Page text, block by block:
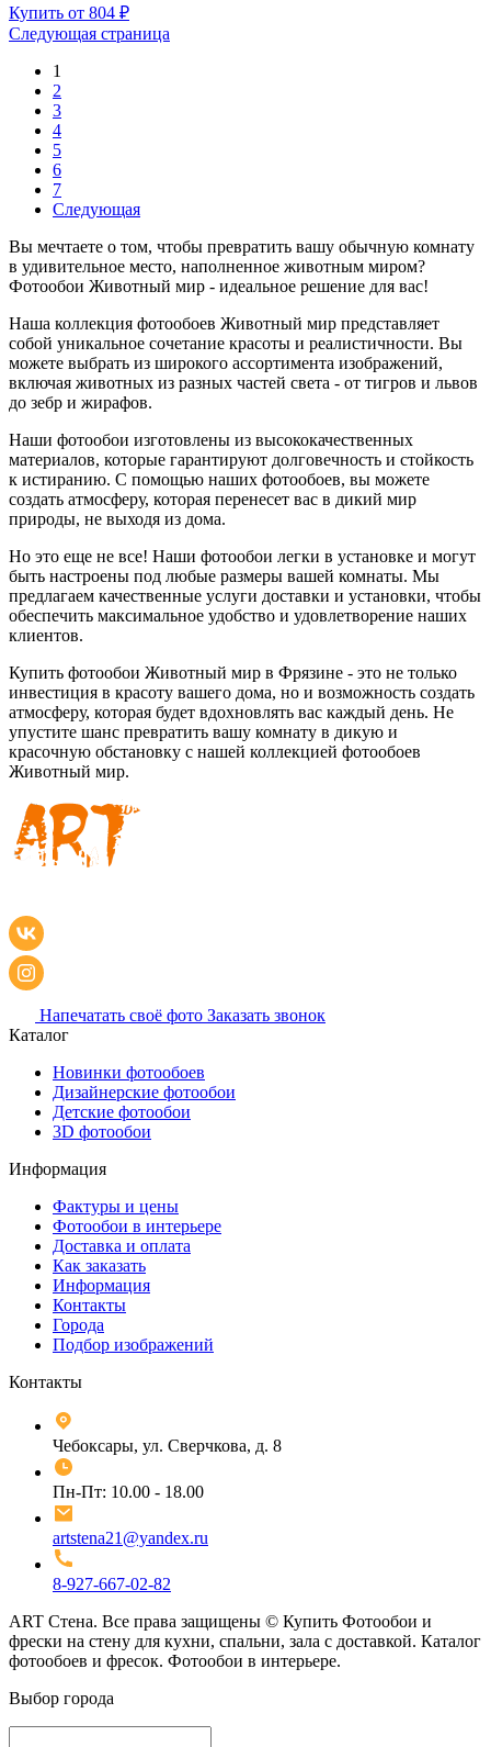
Купить от 804 ₽
Следующая страница
1
2
3
4
5
6
7
Следующая
Вы мечтаете о том, чтобы превратить вашу обычную комнату
в удивительное место, наполненное животным миром?
Фотообои Животный мир - идеальное решение для вас!
Наша коллекция фотообоев Животный мир представляет
собой уникальное сочетание красоты и реалистичности. Вы
можете выбрать из широкого ассортимента изображений,
включая животных из разных частей света - от тигров и львов
до зебр и жирафов.
Наши фотообои изготовлены из высококачественных
материалов, которые гарантируют долговечность и стойкость
к истиранию. С помощью наших фотообоев, вы можете
создать атмосферу, которая перенесет вас в дикий мир
природы, не выходя из дома.
Но это еще не все! Наши фотообои легки в установке и могут
быть настроены под любые размеры вашей комнаты. Мы
предлагаем качественные услуги доставки и установки, чтобы
обеспечить максимальное удобство и удовлетворение наших
клиентов.
Купить фотообои Животный мир в Фрязине - это не только
инвестиция в красоту вашего дома, но и возможность создать
атмосферу, которая будет вдохновлять вас каждый день. Не
упустите шанс превратить вашу комнату в дикую и
красочную обстановку с нашей коллекцией фотообоев
Животный мир.
Напечатать своё фото Заказать звонок
Каталог
Новинки фотообоев
Дизайнерские фотообои
Детские фотообои
3D фотообои
Информация
Фактуры и цены
Фотообои в интерьере
Доставка и оплата
Как заказать
Информация
Контакты
Города
Подбор изображений
Контакты
Чебоксары, ул. Сверчкова, д. 8
Пн-Пт: 10.00 - 18.00
artstena21@yandex.ru
8-927-667-02-82
ART Стена. Все права защищены © Купить Фотообои и
фрески на стену для кухни, спальни, зала с доставкой. Каталог
фотообоев и фресок. Фотообои в интерьере.
Выбор города